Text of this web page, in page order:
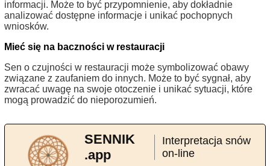
informacji. Może to być przypomnienie, aby dokładnie
analizować dostępne informacje i unikać pochopnych
wniosków.
Mieć się na baczności w restauracji
Sen o czujności w restauracji może symbolizować obawy
związane z zaufaniem do innych. Może to być sygnał, aby
zwracać uwagę na swoje otoczenie i unikać sytuacji, które
mogą prowadzić do nieporozumień.
SENNIK
.app
Interpretacja snów
on-line